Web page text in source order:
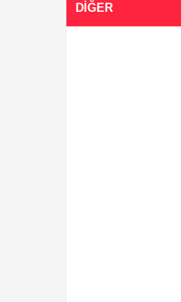
DIĞER